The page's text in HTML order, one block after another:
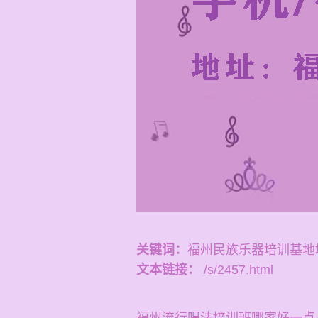
关键词： 福州民族乐器培训基地
文本链接：
/s/2457.html